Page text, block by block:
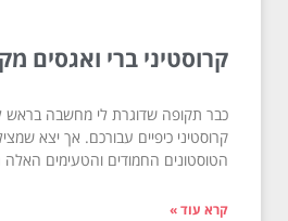
קרוסטיני ברי ואגסים
כבר תקופה שדוגרת לי מחשבה בראש
קרוסטיני כיפיים עבורכם. אך יצא
הטוסטונים החמודים והטעימים
קרא עוד »